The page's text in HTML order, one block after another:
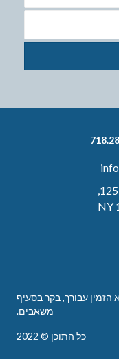
הזמין עבורך, בקרבסעיף
משאבים.
כל התוכן © 2022